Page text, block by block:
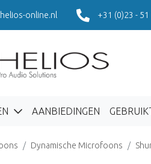
online.nl +31 (0)23 -
AANBIEDINGEN
Dynamische Microfoons